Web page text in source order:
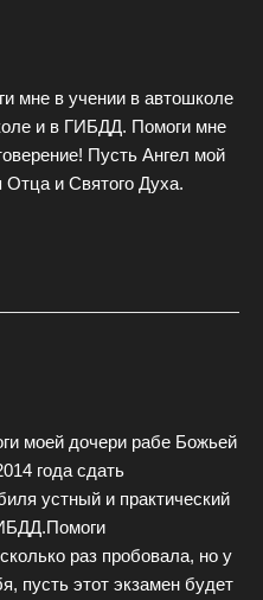
мне в учении в автошколе
и в ГИБДД. Помоги мне
Пусть Ангел мой
Отца и Святого Духа.
моей дочери рабе Божьей
года сдать
устный и практический
раз пробовала, но у
пусть этот экзамен будет